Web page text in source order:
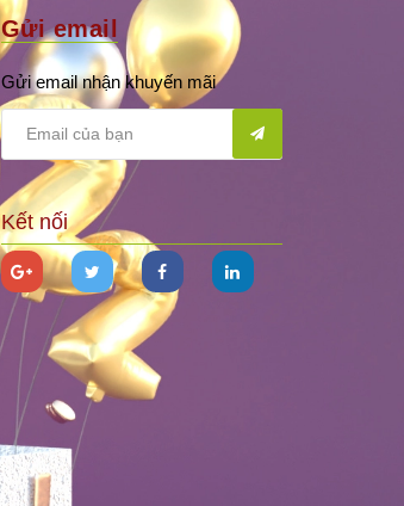
Gửi email
Gửi email nhận khuyến mãi
Kết nối